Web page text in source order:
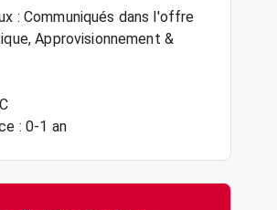
: Communiqués dans l'offre
Approvisionnement &
: 0-1 an